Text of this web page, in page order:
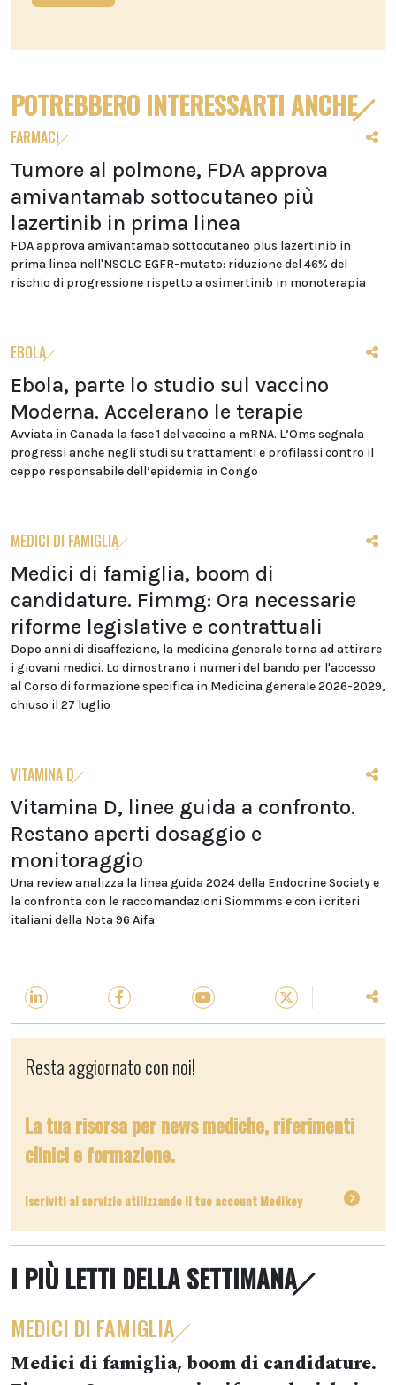
POTREBBERO INTERESSARTI ANCHE
FARMACI
Tumore al polmone, FDA approva
amivantamab sottocutaneo più
lazertinib in prima linea
FDA approva amivantamab sottocutaneo plus lazertinib in
prima linea nell'NSCLC EGFR-mutato: riduzione del 46% del
rischio di progressione rispetto a osimertinib in monoterapia
EBOLA
Ebola, parte lo studio sul vaccino
Moderna. Accelerano le terapie
Avviata in Canada la fase 1 del vaccino a mRNA. L’Oms segnala
progressi anche negli studi su trattamenti e profilassi contro il
ceppo responsabile dell’epidemia in Congo
MEDICI DI FAMIGLIA
Medici di famiglia, boom di
candidature. Fimmg: Ora necessarie
riforme legislative e contrattuali
Dopo anni di disaffezione, la medicina generale torna ad attirare
i giovani medici. Lo dimostrano i numeri del bando per l'accesso
al Corso di formazione specifica in Medicina generale 2026-2029,
chiuso il 27 luglio
VITAMINA D
Vitamina D, linee guida a confronto.
Restano aperti dosaggio e
monitoraggio
Una review analizza la linea guida 2024 della Endocrine Society e
la confronta con le raccomandazioni Siommms e con i criteri
italiani della Nota 96 Aifa
Resta aggiornato con noi!
La tua risorsa per news mediche, riferimenti
clinici e formazione.
Iscriviti al servizio utilizzando il tuo account Medikey
I PIÙ LETTI DELLA SETTIMANA
MEDICI DI FAMIGLIA
Medici di famiglia, boom di candidature.